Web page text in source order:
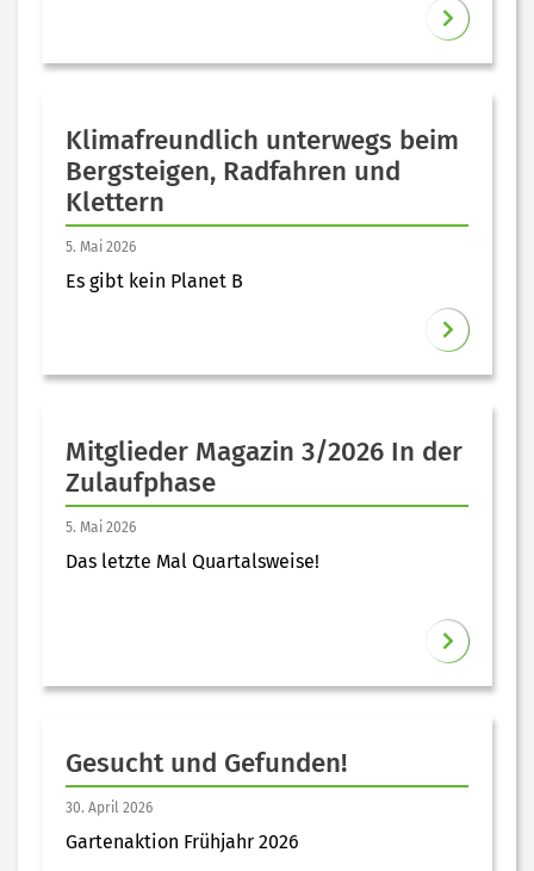
Klimafreundlich unterwegs beim
Bergsteigen, Radfahren und
Klettern
5. Mai 2026
Es gibt kein Planet B
Mitglieder Magazin 3/2026 In der
Zulaufphase
5. Mai 2026
Das letzte Mal Quartalsweise!
Gesucht und Gefunden!
30. April 2026
Gartenaktion Frühjahr 2026